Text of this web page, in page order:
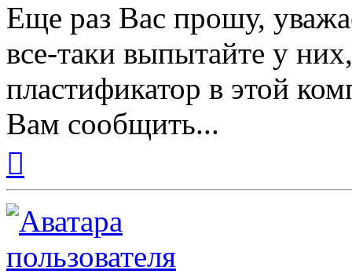
Еще раз Вас прошу,
все-таки выпытайте у
пластификатор в этой
Вам сообщить...
началу